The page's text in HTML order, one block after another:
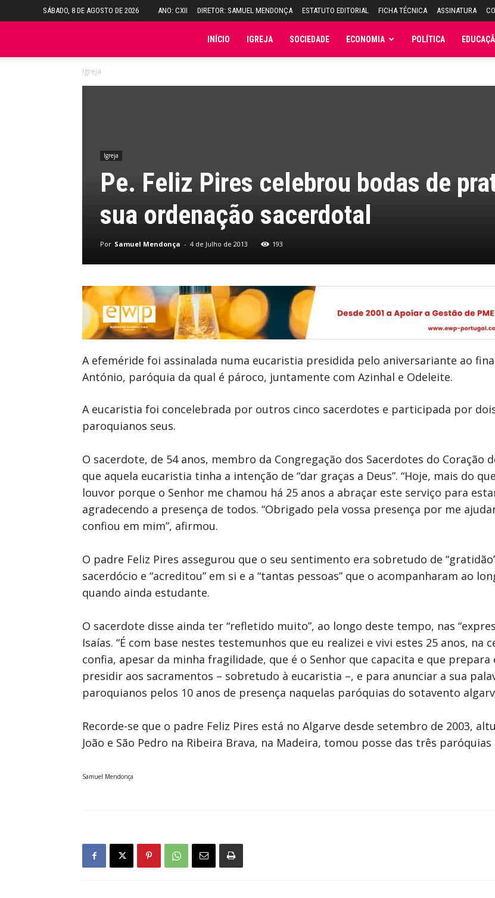
SÁBADO, 8 DE AGOSTO DE 2026 ANO: CXII DIRETOR: SAMUEL MENDONÇA ESTATUTO EDITORIAL FICHA TÉCNICA ASSINATURA
INÍCIO IGREJA SOCIEDADE ECONOMIA POLÍTICA
Igreja
Igreja
Pe. Feliz Pires celebrou bodas de
sua ordenação sacerdotal
Por Samuel Mendonça - 4 de Julho de 2013 193
A efeméride foi assinalada numa eucaristia presidida pelo aniversariante ao
António, paróquia da qual é pároco, juntamente com Azinhal e Odeleite.
A eucaristia foi concelebrada por outros cinco sacerdotes e participada por
paroquianos seus.
O sacerdote, de 54 anos, membro da Congregação dos Sacerdotes do Coração
que aquela eucaristia tinha a intenção de “dar graças a Deus”. “Hoje, mais do
louvor porque o Senhor me chamou há 25 anos a abraçar este serviço para
agradecendo a presença de todos. “Obrigado pela vossa presença por me
confiou em mim”, afirmou.
O padre Feliz Pires assegurou que o seu sentimento era sobretudo de
sacerdócio e “acreditou” em si e a “tantas pessoas” que o acompanharam ao
quando ainda estudante.
O sacerdote disse ainda ter “refletido muito”, ao longo deste tempo, nas
Isaías. “É com base nestes testemunhos que eu realizei e vivi estes 25 anos, na
confia, apesar da minha fragilidade, que é o Senhor que capacita e que
presidir aos sacramentos – sobretudo à eucaristia –, e para anunciar a sua
paroquianos pelos 10 anos de presença naquelas paróquias do sotavento
Recorde-se que o padre Feliz Pires está no Algarve desde setembro de 2003,
João e São Pedro na Ribeira Brava, na Madeira, tomou posse das três
Samuel Mendonça